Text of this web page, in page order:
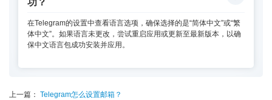
在Telegram的设置中查看语言选项，确保选择的是“简体中文”或“繁
体中文”。如果语言未更改，尝试重启应用或更新至最新版本，以确
保中文语言包成功安装并应用。
上一篇： Telegram怎么设置邮箱？